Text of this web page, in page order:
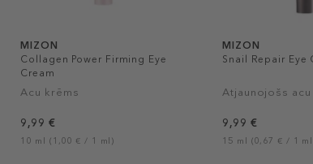
MIZON
Collagen Power Firming Eye
Cream
Acu krēms
9,99 €
10 ml (1,00 € / 1 ml)
MIZON
Snail Repair Eye
Atjaunojošs acu
9,99 €
15 ml (0,67 € / 1